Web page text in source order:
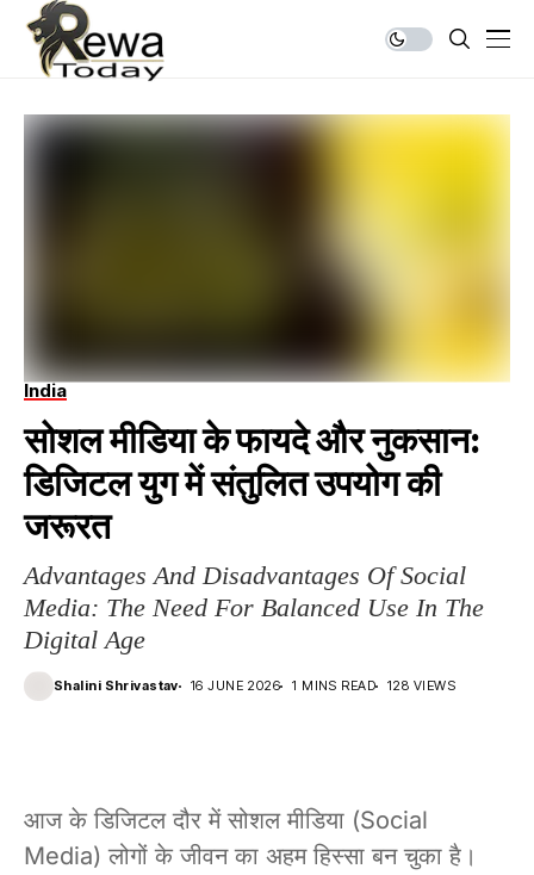
India
सोशल मीडिया के फायदे और नुकसान:
डिजिटल युग में संतुलित उपयोग की
जरूरत
Advantages And Disadvantages Of Social
Media: The Need For Balanced Use In The
Digital Age
Shalini Shrivastav 16 JUNE 2026 1 MINS READ 128 VIEWS
आज के डिजिटल दौर में सोशल मीडिया (Social
Media) लोगों के जीवन का अहम हिस्सा बन चुका है।